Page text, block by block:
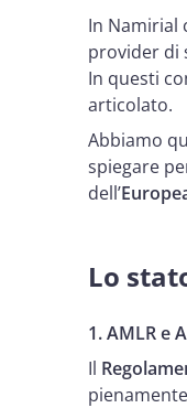
In Namirial
provider di
In questi
articolato.
Abbiamo
spiegare
dell’
Lo
1. AMLR e
Il